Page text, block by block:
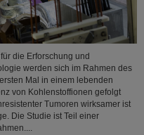
die Erforschung und
werden sich im Rahmen des
Mal in einem lebenden
von Kohlenstoffionen gefolgt
Tumoren wirksamer ist
Die Studie ist Teil einer